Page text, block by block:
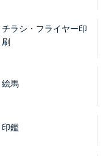
チラシ・フライヤー印
刷
絵馬
印鑑